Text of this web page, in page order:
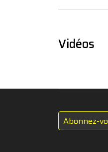
Vidéos
Abonnez-